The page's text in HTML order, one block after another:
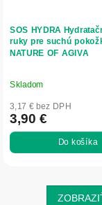
SOS HYDRA
ruky pre suchú
NATURE OF AGIVA
Skladom
3,17 € bez DPH
3,90 €
Do košíka